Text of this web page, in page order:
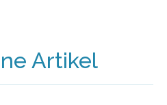
Artikel